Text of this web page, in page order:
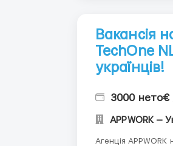
Вакансія
TechOne
українців!
3000 нето€
APPWORK —
Агенція